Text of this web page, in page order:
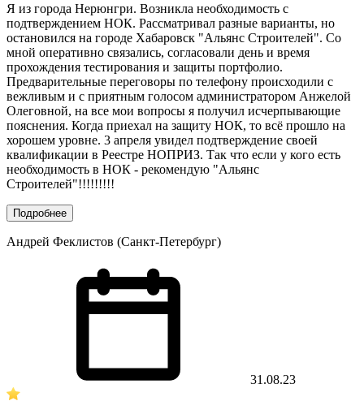
Я из города Нерюнгри. Возникла необходимость с
подтверждением НОК. Рассматривал разные варианты, но
остановился на городе Хабаровск "Альянс Строителей". Со
мной оперативно связались, согласовали день и время
прохождения тестирования и защиты портфолио.
Предварительные переговоры по телефону происходили с
вежливым и с приятным голосом администратором Анжелой
Олеговной, на все мои вопросы я получил исчерпывающие
пояснения. Когда приехал на защиту НОК, то всё прошло на
хорошем уровне. 3 апреля увидел подтверждение своей
квалификации в Реестре НОПРИЗ. Так что если у кого есть
необходимость в НОК - рекомендую "Альянс
Строителей"!!!!!!!!!
Подробнее
Андрей Феклистов (Санкт-Петербург)
31.08.23